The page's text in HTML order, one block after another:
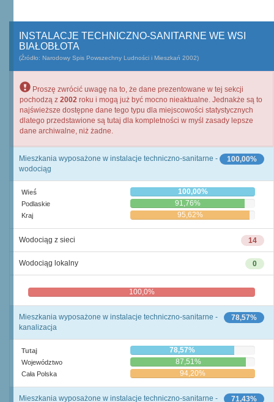
INSTALACJE TECHNICZNO-SANITARNE WE WSI
BIAŁOBŁOTA
(Źródło: Narodowy Spis Powszechny Ludności i Mieszkań 2002)
Proszę zwrócić uwagę na to, że dane prezentowane w tej sekcji
pochodzą z 2002 roku i mogą już być mocno nieaktualne. Jednakże są to
najświeższe dostępne dane tego typu dla miejscowości statystycznych
dlatego przedstawione są tutaj dla kompletności w myśl zasady lepsze
dane archiwalne, niż żadne.
100,00%
Mieszkania wyposażone w instalacje techniczno-sanitarne -
wodociąg
Wieś 100,00%
Podlaskie 91,76%
Kraj 95,62%
14
Wodociąg z sieci
0
Wodociąg lokalny
100,0%
78,57%
Mieszkania wyposażone w instalacje techniczno-sanitarne -
kanalizacja
Tutaj 78,57%
Województwo 87,51%
Cała Polska 94,20%
71,43%
Mieszkania wyposażone w instalacje techniczno-sanitarne -